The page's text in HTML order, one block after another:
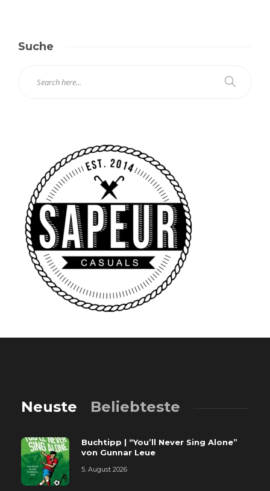
Suche
Neuste Beliebteste
Buchtipp | “You’ll Never Sing Alone”
von Gunnar Leue
5. August 2026